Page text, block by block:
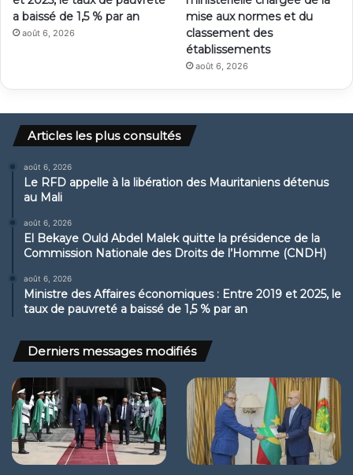
a baissé de 1,5 % par an
août 6, 2026
mise aux normes et du
classement des
établissements
août 6, 2026
Articles les plus consultés
août 6, 2026
Le RFD appelle à la libération des Mauritaniens détenus
au Mali
août 6, 2026
El Bekaye Ould Abdel Malek quitte la présidence de la
Commission Nationale des Droits de l’Homme (CNDH)
août 6, 2026
Ministre des Affaires économiques : Entre 2019 et 2025, le
taux de pauvreté a baissé de 1,5 % par an
Derniers messages modifiés